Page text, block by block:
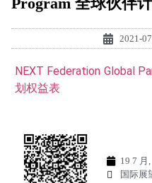
2021-
NEXT Federation Global
划权益表
19 7 月
国际展